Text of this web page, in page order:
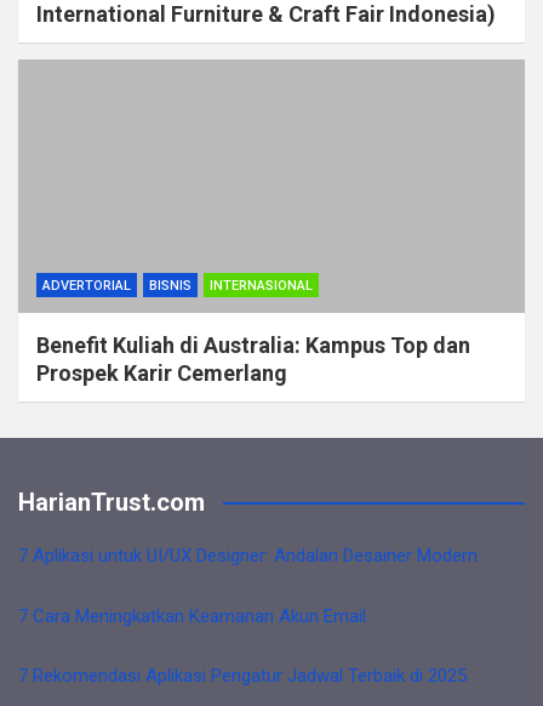
International Furniture & Craft Fair Indonesia)
ADVERTORIAL BISNIS INTERNASIONAL
Benefit Kuliah di Australia: Kampus Top dan
Prospek Karir Cemerlang
HarianTrust.com
7 Aplikasi untuk UI/UX Designer: Andalan Desainer Modern
7 Cara Meningkatkan Keamanan Akun Email
7 Rekomendasi Aplikasi Pengatur Jadwal Terbaik di 2025